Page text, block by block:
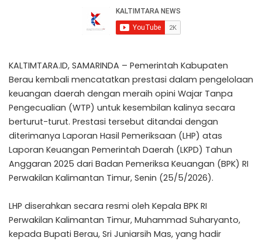
KALTIMTARA.ID, SAMARINDA – Pemerintah Kabupaten
Berau kembali mencatatkan prestasi dalam pengelolaan
keuangan daerah dengan meraih opini Wajar Tanpa
Pengecualian (WTP) untuk kesembilan kalinya secara
berturut-turut. Prestasi tersebut ditandai dengan
diterimanya Laporan Hasil Pemeriksaan (LHP) atas
Laporan Keuangan Pemerintah Daerah (LKPD) Tahun
Anggaran 2025 dari Badan Pemeriksa Keuangan (BPK) RI
Perwakilan Kalimantan Timur, Senin (25/5/2026).
LHP diserahkan secara resmi oleh Kepala BPK RI
Perwakilan Kalimantan Timur, Muhammad Suharyanto,
kepada Bupati Berau, Sri Juniarsih Mas, yang hadir